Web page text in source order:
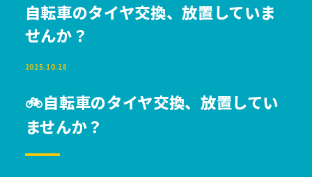
自転車のタイヤ交換、放置していま
せんか？
2025.10.28
🚲自転車のタイヤ交換、放置してい
ませんか？